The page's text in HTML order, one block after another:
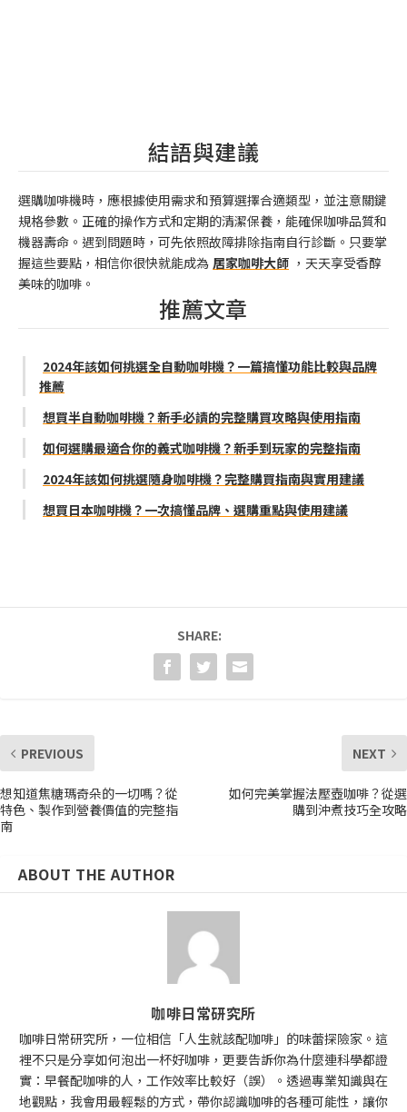
結語與建議
選購咖啡機時，應根據使用需求和預算選擇合適類型，並注意關鍵
規格參數。正確的操作方式和定期的清潔保養，能確保咖啡品質和
機器壽命。遇到問題時，可先依照故障排除指南自行診斷。只要掌
握這些要點，相信你很快就能成為 居家咖啡大師 ，天天享受香醇
美味的咖啡。
推薦文章
2024年該如何挑選全自動咖啡機？一篇搞懂功能比較與品牌
推薦
想買半自動咖啡機？新手必讀的完整購買攻略與使用指南
如何選購最適合你的義式咖啡機？新手到玩家的完整指南
2024年該如何挑選隨身咖啡機？完整購買指南與實用建議
想買日本咖啡機？一次搞懂品牌、選購重點與使用建議
SHARE:
PREVIOUS
想知道焦糖瑪奇朵的一切嗎？從
特色、製作到營養價值的完整指
南
NEXT
如何完美掌握法壓壺咖啡？從選
購到沖煮技巧全攻略
ABOUT THE AUTHOR
咖啡日常研究所
咖啡日常研究所，一位相信「人生就該配咖啡」的味蕾探險家。這
裡不只是分享如何泡出一杯好咖啡，更要告訴你為什麼連科學都證
實：早餐配咖啡的人，工作效率比較好（誤）。透過專業知識與在
地觀點，我會用最輕鬆的方式，帶你認識咖啡的各種可能性，讓你